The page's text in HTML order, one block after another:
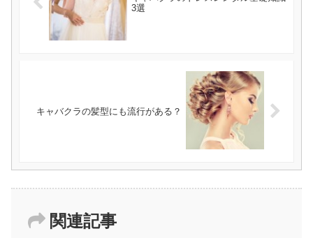
3選
キャバクラの髪型にも流行がある？
関連記事